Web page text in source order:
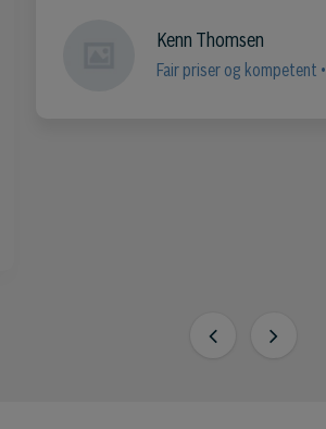
Kenn Thomsen
Fair priser og kompetent •